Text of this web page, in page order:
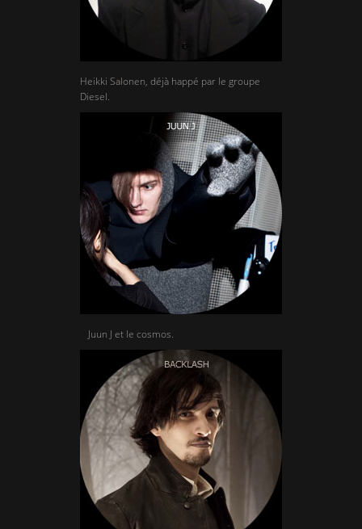
Heikki Salonen, déjà happé par le groupe
Diesel.
Juun J et le cosmos.